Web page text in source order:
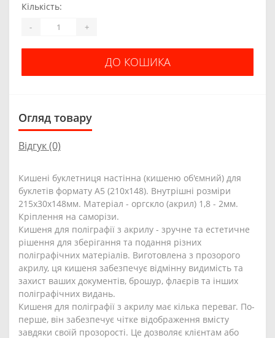
Кількість:
- +
ДО КОШИКА
Огляд товару
Відгук (0)
Кишені буклетниця настінна (кишеню об'ємний) для
буклетів формату А5 (210х148). Внутрішні розміри
215х30х148мм. Матеріал - оргскло (акрил) 1,8 - 2мм.
Кріплення на саморізи.
Кишеня для поліграфії з акрилу - зручне та естетичне
рішення для зберігання та подання різних
поліграфічних матеріалів. Виготовлена з прозорого
акрилу, ця кишеня забезпечує відмінну видимість та
захист ваших документів, брошур, флаєрів та інших
поліграфічних видань.
Кишеня для поліграфії з акрилу має кілька переваг. По-
перше, він забезпечує чітке відображення вмісту
завдяки своїй прозорості. Це дозволяє клієнтам або